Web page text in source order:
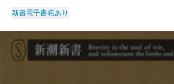
新書電子書籍あり